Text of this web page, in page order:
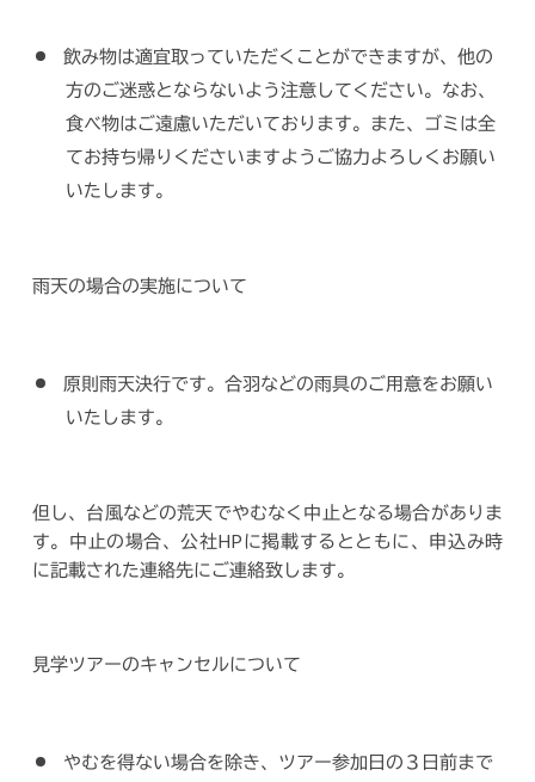
飲み物は適宜取っていただくことができますが、他の
方のご迷惑とならないよう注意してください。なお、
食べ物はご遠慮いただいております。また、ゴミは全
てお持ち帰りくださいますようご協力よろしくお願い
いたします。
雨天の場合の実施について
原則雨天決行です。合羽などの雨具のご用意をお願い
いたします。
但し、台風などの荒天でやむなく中止となる場合がありま
す。中止の場合、公社HPに掲載するとともに、申込み時
に記載された連絡先にご連絡致します。
見学ツアーのキャンセルについて
やむを得ない場合を除き、ツアー参加日の３日前まで